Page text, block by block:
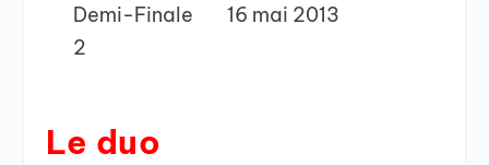
Demi-Finale
2
16 mai 2013
Le duo